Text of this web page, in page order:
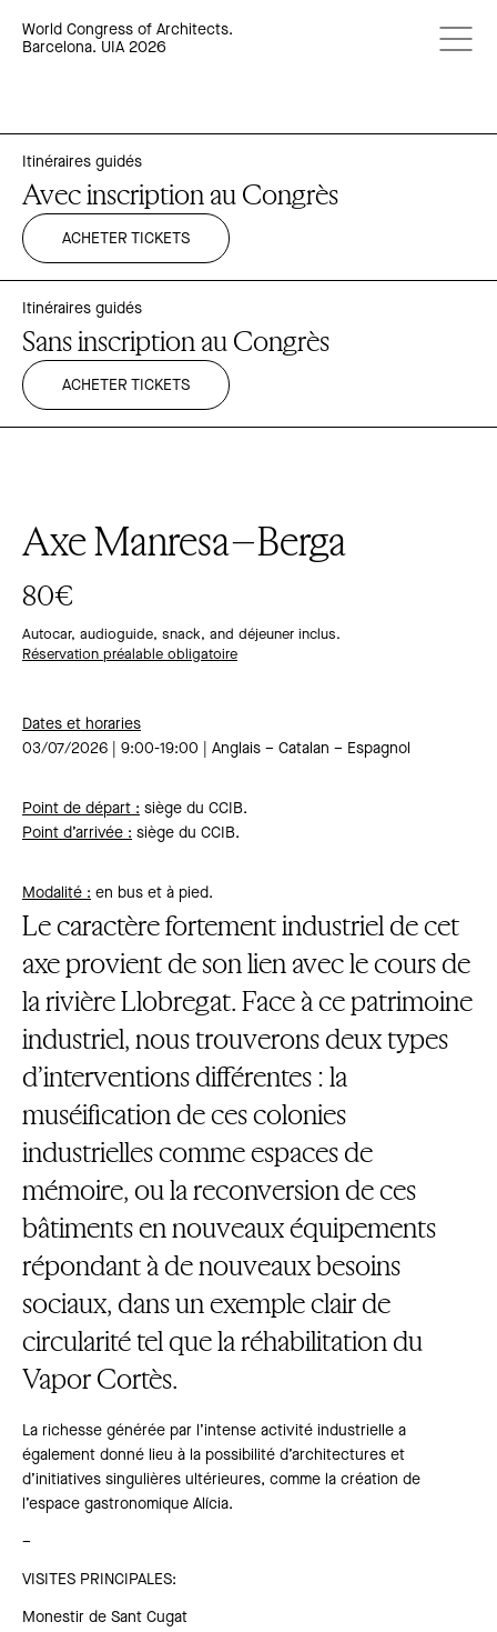
World Congress of Architects.
Barcelona. UIA 2026
Itinéraires guidés
Avec inscription au Congrès
ACHETER TICKETS
Itinéraires guidés
Sans inscription au Congrès
ACHETER TICKETS
Axe Manresa–Berga
80€
Autocar, audioguide, snack, and déjeuner inclus.
Réservation préalable obligatoire
Dates et horaries
03/07/2026 | 9:00-19:00 | Anglais – Catalan – Espagnol
Point de départ : siège du CCIB.
Point d’arrivée : siège du CCIB.
Modalité : en bus et à pied.
Le caractère fortement industriel de cet
axe provient de son lien avec le cours de
la rivière Llobregat. Face à ce patrimoine
industriel, nous trouverons deux types
d’interventions différentes : la
muséification de ces colonies
industrielles comme espaces de
mémoire, ou la reconversion de ces
bâtiments en nouveaux équipements
répondant à de nouveaux besoins
sociaux, dans un exemple clair de
circularité tel que la réhabilitation du
Vapor Cortès.
La richesse générée par l’intense activité industrielle a
également donné lieu à la possibilité d’architectures et
d’initiatives singulières ultérieures, comme la création de
l’espace gastronomique Alícia.
–
VISITES PRINCIPALES:
Monestir de Sant Cugat